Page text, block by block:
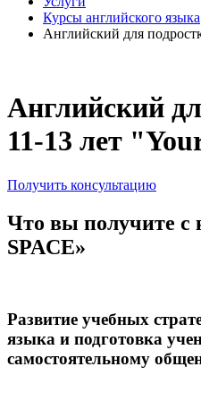
Курсы английского языка
Английский для
Английский
11-13 лет
Получить консультацию
Что вы получите с
SPACE»
Развитие учебных
языка и подготовка
самостоятельному